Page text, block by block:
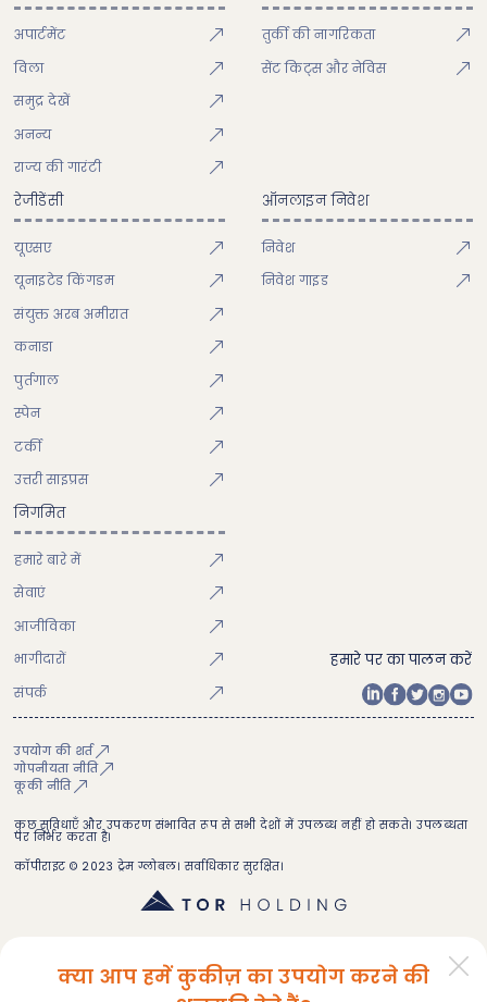
क्या आप हमें कुकीज़ का उपयोग करने की
अपार्टमेंट
विला
समुद्र देखें
अनन्य
राज्य की गारंटी
तुर्की की नागरिकता
सेंट किट्स और नेविस
रेजीडेंसी
यूएसए
यूनाइटेड किंगडम
संयुक्त अरब अमीरात
कनाडा
पुर्तगाल
स्पेन
टर्की
उत्तरी साइप्रस
ऑनलाइन निवेश
निवेश
निवेश गाइड
निगमित
हमारे बारे में
सेवाएं
आजीविका
भागीदारों
संपर्क
हमारे पर का पालन करें
उपयोग की शर्त
गोपनीयता नीति
कूकी नीति
कुछ सुविधाएँ और उपकरण संभावित रूप से सभी देशों में उपलब्ध नहीं हो सकते। उपलब्धता
पर निर्भर करता है।
कॉपीराइट © 2023 ट्रेम ग्लोबल। सर्वाधिकार सुरक्षित।